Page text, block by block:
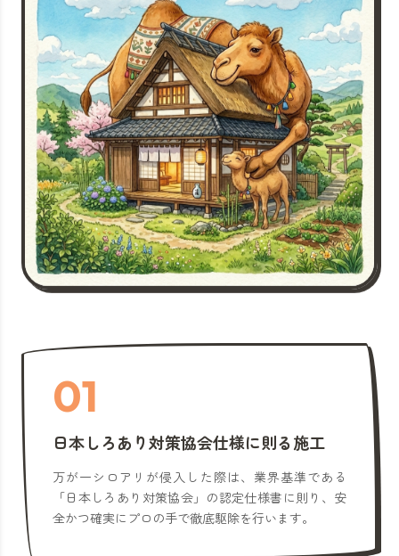
01
日本しろあり対策協会仕様に則る施工
万が一シロアリが侵入した際は、業界基準である
「日本しろあり対策協会」の認定仕様書に則り、安
全かつ確実にプロの手で徹底駆除を行います。